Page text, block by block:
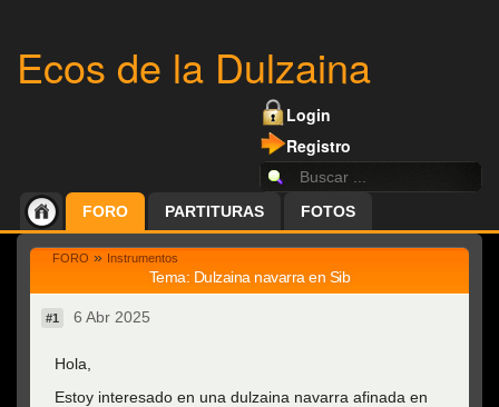
Ecos de la Dulzaina
Login
Registro
FORO PARTITURAS FOTOS
FORO » Instrumentos
Tema: Dulzaina navarra en Sib
#1 6 Abr 2025
Hola,
Estoy interesado en una dulzaina navarra afinada en